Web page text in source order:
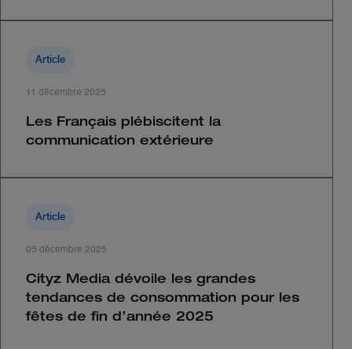
Article
11 décembre 2025
Les Français plébiscitent la
communication extérieure
Article
05 décembre 2025
Cityz Media dévoile les grandes
tendances de consommation pour les
fêtes de fin d’année 2025